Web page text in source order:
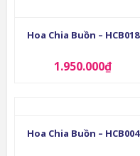
Hoa Chia Buồn – HCB018
1.950.000₫
Hoa Chia Buồn – HCB004